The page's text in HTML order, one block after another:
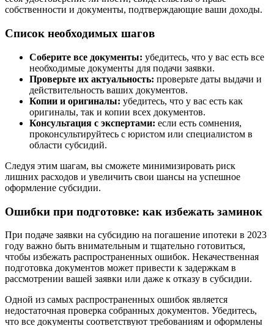
собственности и документы, подтверждающие ваши доходы.
Список необходимых шагов
Соберите все документы: убедитесь, что у вас есть все
необходимые документы для подачи заявки.
Проверьте их актуальность: проверьте даты выдачи и
действительность ваших документов.
Копии и оригиналы: убедитесь, что у вас есть как
оригиналы, так и копии всех документов.
Консультация с экспертами: если есть сомнения,
проконсультируйтесь с юристом или специалистом в
области субсидий.
Следуя этим шагам, вы сможете минимизировать риск
лишних расходов и увеличить свои шансы на успешное
оформление субсидии.
Ошибки при подготовке: как избежать заминок
При подаче заявки на субсидию на погашение ипотеки в 2023
году важно быть внимательным и тщательно готовиться,
чтобы избежать распространенных ошибок. Некачественная
подготовка документов может привести к задержкам в
рассмотрении вашей заявки или даже к отказу в субсидии.
Одной из самых распространенных ошибок является
недостаточная проверка собранных документов. Убедитесь,
что все документы соответствуют требованиям и оформлены